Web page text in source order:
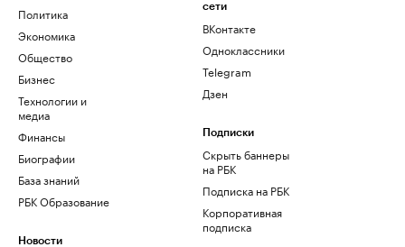
Политика
Экономика
Общество
Бизнес
Технологии и
медиа
Финансы
Биографии
База знаний
РБК Образование
Новости
сети
ВКонтакте
Одноклассники
Telegram
Дзен
Подписки
Скрыть баннеры
на РБК
Подписка на РБК
Корпоративная
подписка